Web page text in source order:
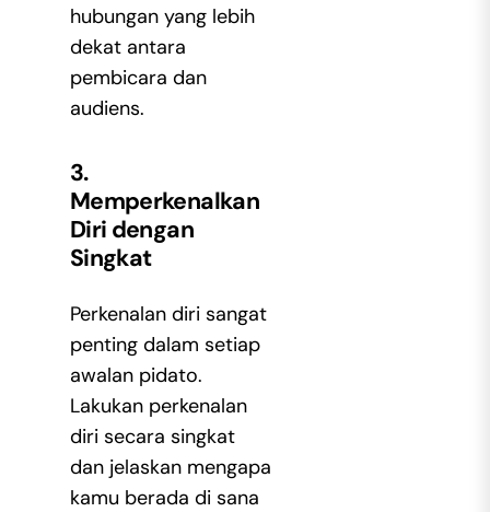
hubungan yang lebih
dekat antara
pembicara dan
audiens.
3.
Memperkenalkan
Diri dengan
Singkat
Perkenalan diri sangat
penting dalam setiap
awalan pidato.
Lakukan perkenalan
diri secara singkat
dan jelaskan mengapa
kamu berada di sana